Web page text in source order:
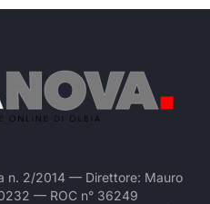
n. 2/2014 — Direttore: Mauro
— ROC n° 36249